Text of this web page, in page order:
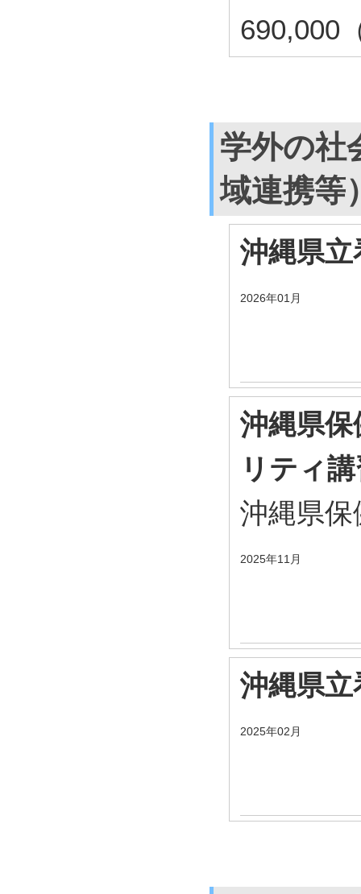
690,000
学外の社
域連携等
沖縄県
2026年01月
沖縄県
リティ
沖縄県
2025年11月
沖縄県
2025年02月